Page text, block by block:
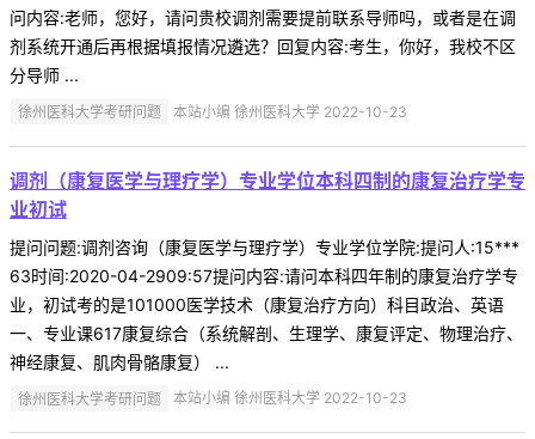
问内容:老师，您好，请问贵校调剂需要提前联系导师吗，或者是在调
剂系统开通后再根据填报情况遴选？回复内容:考生，你好，我校不区
分导师 ...
徐州医科大学考研问题 本站小编 徐州医科大学 2022-10-23
调剂（康复医学与理疗学）专业学位本科四制的康复治疗学专
业初试
提问问题:调剂咨询（康复医学与理疗学）专业学位学院:提问人:15***
63时间:2020-04-2909:57提问内容:请问本科四年制的康复治疗学专
业，初试考的是101000医学技术（康复治疗方向）科目政治、英语
一、专业课617康复综合（系统解剖、生理学、康复评定、物理治疗、
神经康复、肌肉骨骼康复） ...
徐州医科大学考研问题 本站小编 徐州医科大学 2022-10-23